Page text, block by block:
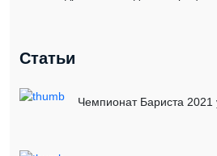
Статьи
Чемпионат Бариста 2021